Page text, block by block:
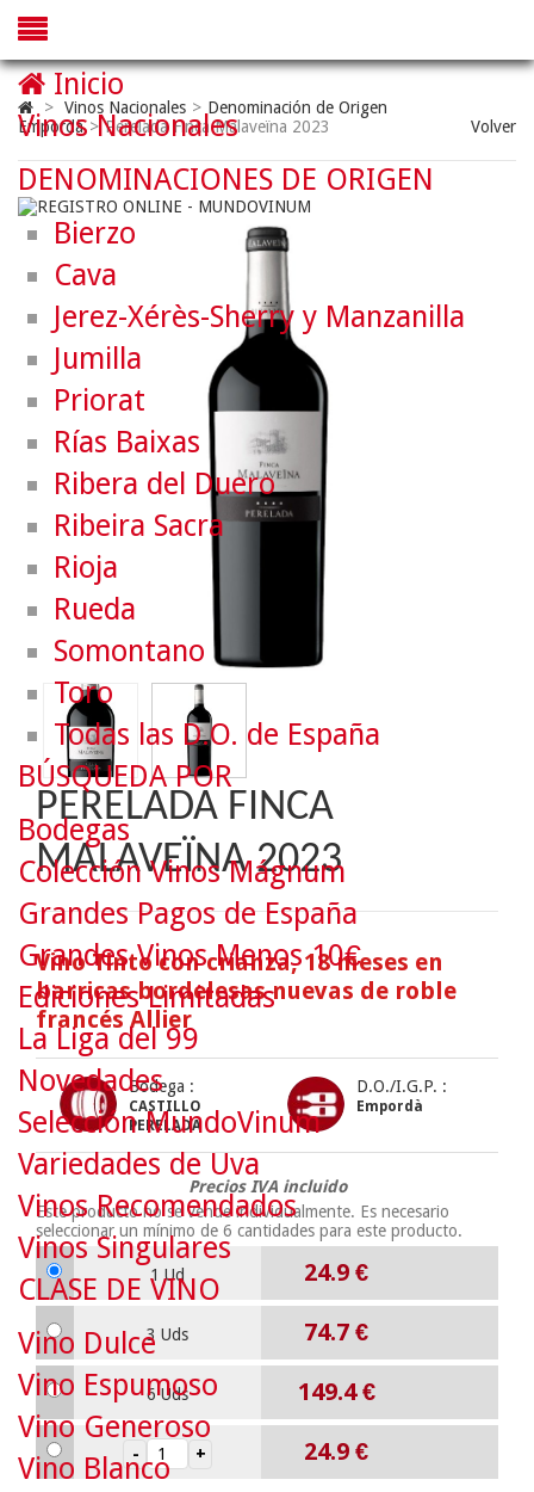
> Vinos Nacionales > Denominación de Origen
Empordà > Perelada Finca Malaveïna 2023 Volver
PERELADA FINCA
MALAVEÏNA 2023
Vino Tinto con crianza, 18 meses en
barricas bordelesas nuevas de roble
francés Allier
Bodega :
CASTILLO
PERELADA
D.O./I.G.P. :
Empordà
Precios IVA incluido
Este producto no se vende individualmente. Es necesario
seleccionar un mínimo de 6 cantidades para este producto.
1 Ud 24.9 €
3 Uds 74.7 €
6 Uds 149.4€
24.9 €
Inicio
Vinos Nacionales
DENOMINACIONES DE ORIGEN
Bierzo
Cava
Jerez-Xérès-Sherry y Manzanilla
Jumilla
Priorat
Rías Baixas
Ribera del Duero
Ribeira Sacra
Rioja
Rueda
Somontano
Toro
Todas las D.O. de España
BÚSQUEDA POR
Bodegas
Colección Vinos Mágnum
Grandes Pagos de España
Grandes Vinos Menos 10€
Ediciones Limitadas
La Liga del 99
Novedades
Selección MundoVinum
Variedades de Uva
Vinos Recomendados
Vinos Singulares
CLASE DE VINO
Vino Dulce
Vino Espumoso
Vino Generoso
Vino Blanco